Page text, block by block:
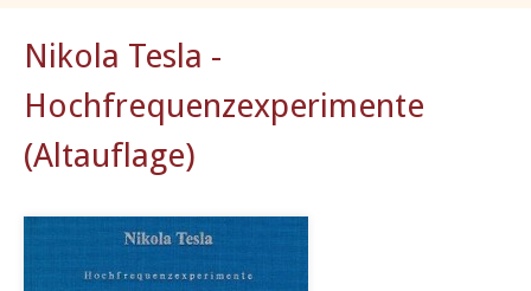
Nikola Tesla -
Hochfrequenzexperimente
(Altauflage)